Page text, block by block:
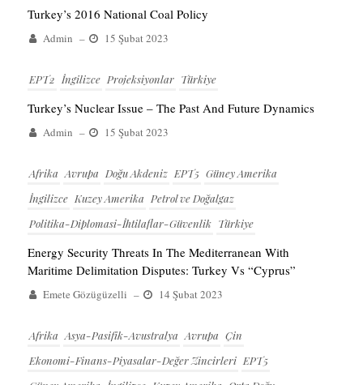
Turkey’s 2016 National Coal Policy
Admin – 15 Şubat 2023
EPT2 İngilizce Projeksiyonlar Türkiye
Turkey’s Nuclear Issue – The Past And Future Dynamics
Admin – 15 Şubat 2023
Afrika Avrupa Doğu Akdeniz EPT5 Güney Amerika
İngilizce Kuzey Amerika Petrol ve Doğalgaz
Politika-Diplomasi-İhtilaflar-Güvenlik Türkiye
Energy Security Threats In The Mediterranean With
Maritime Delimitation Disputes: Turkey Vs “Cyprus”
Emete Gözügüzelli – 14 Şubat 2023
Afrika Asya-Pasifik-Avustralya Avrupa Çin
Ekonomi-Finans-Piyasalar-Değer Zincirleri EPT5